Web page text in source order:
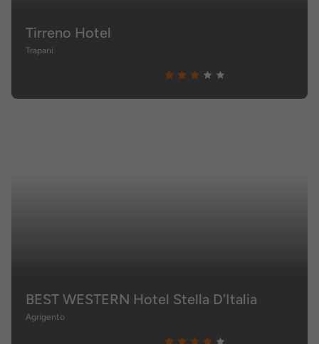
Tirreno Hotel
Trapani
BEST WESTERN Hotel Stella D'Italia
Agrigento